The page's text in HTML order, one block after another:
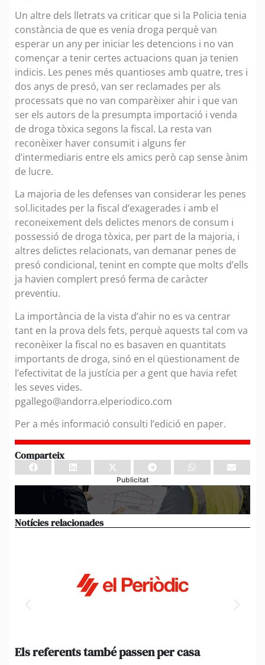
Un altre dels lletrats va criticar que si la Policia tenia
constància de que es venia droga perquè van
esperar un any per iniciar les detencions i no van
començar a tenir certes actuacions quan ja tenien
indicis. Les penes més quantioses amb quatre, tres i
dos anys de presó, van ser reclamades per als
processats que no van comparèixer ahir i que van
ser els autors de la presumpta importació i venda
de droga tòxica segons la fiscal. La resta van
reconèixer haver consumit i alguns fer
d’intermediaris entre els amics però cap sense ànim
de lucre.
La majoria de les defenses van considerar les penes
sol.licitades per la fiscal d’exagerades i amb el
reconeixement dels delictes menors de consum i
possessió de droga tòxica, per part de la majoria, i
altres delictes relacionats, van demanar penes de
presó condicional, tenint en compte que molts d’ells
ja havien complert presó ferma de caràcter
preventiu.
La importància de la vista d’ahir no es va centrar
tant en la prova dels fets, perquè aquests tal com va
reconèixer la fiscal no es basaven en quantitats
importants de droga, sinó en el qüestionament de
l’efectivitat de la justícia per a gent que havia refet
les seves vides.
pgallego@andorra.elperiodico.com
Per a més informació consulti l’edició en paper.
Comparteix
Publicitat
Notícies relacionades
Els referents també passen per casa